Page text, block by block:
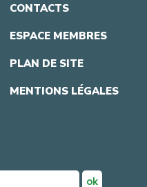
CONTACTS
ESPACE MEMBRES
PLAN DE SITE
MENTIONS LÉGALES